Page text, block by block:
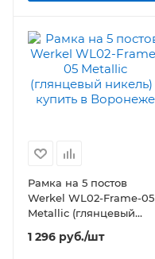
Рамка на 5 постов
Werkel WL02-Frame-05
Metallic (глянцевый
1 296 руб./шт